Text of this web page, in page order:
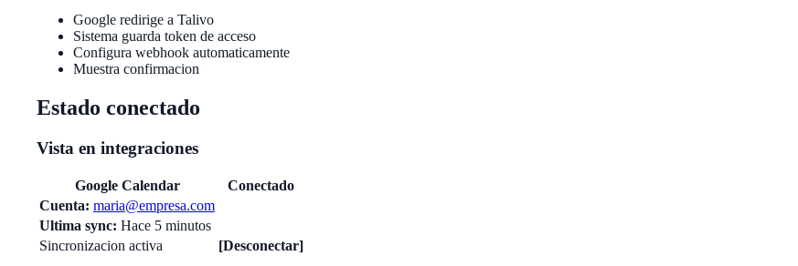
Google redirige a Talivo
Sistema guarda token de acceso
Configura webhook automaticamente
Muestra confirmacion
Estado conectado
Vista en integraciones
Google Calendar
Conectado
Cuenta: maria@empresa.com
Ultima sync: Hace 5 minutos
Sincronizacion activa
[Desconectar]